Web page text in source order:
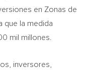
en Zonas de
que la medida
mil millones.
inversores,